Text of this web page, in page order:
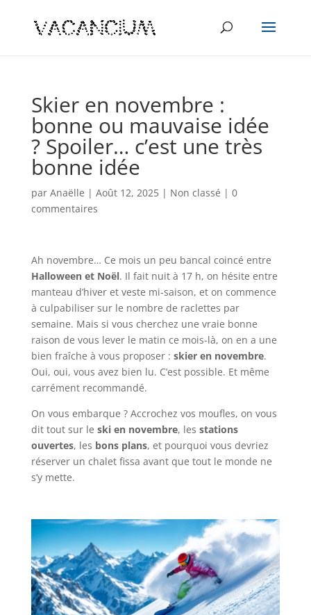
Skier en novembre :
bonne ou mauvaise idée
? Spoiler… c’est une très
bonne idée
par Anaëlle | Août 12, 2025| Non classé | 0
commentaires
Ah novembre… Ce mois un peu bancal coincé entre
Halloween et Noël. Il fait nuit à 17 h, on hésite entre
manteau d’hiver et veste mi-saison, et on commence
à culpabiliser sur le nombre de raclettes par
semaine. Mais si vous cherchez une vraie bonne
raison de vous lever le matin ce mois-là, on en a une
bien fraîche à vous proposer : skier en novembre.
Oui, oui, vous avez bien lu. C’est possible. Et même
carrément recommandé.
On vous embarque ? Accrochez vos moufles, on vous
dit tout sur le ski en novembre, les stations
ouvertes, les bons plans, et pourquoi vous devriez
réserver un chalet fissa avant que tout le monde ne
s’y mette.